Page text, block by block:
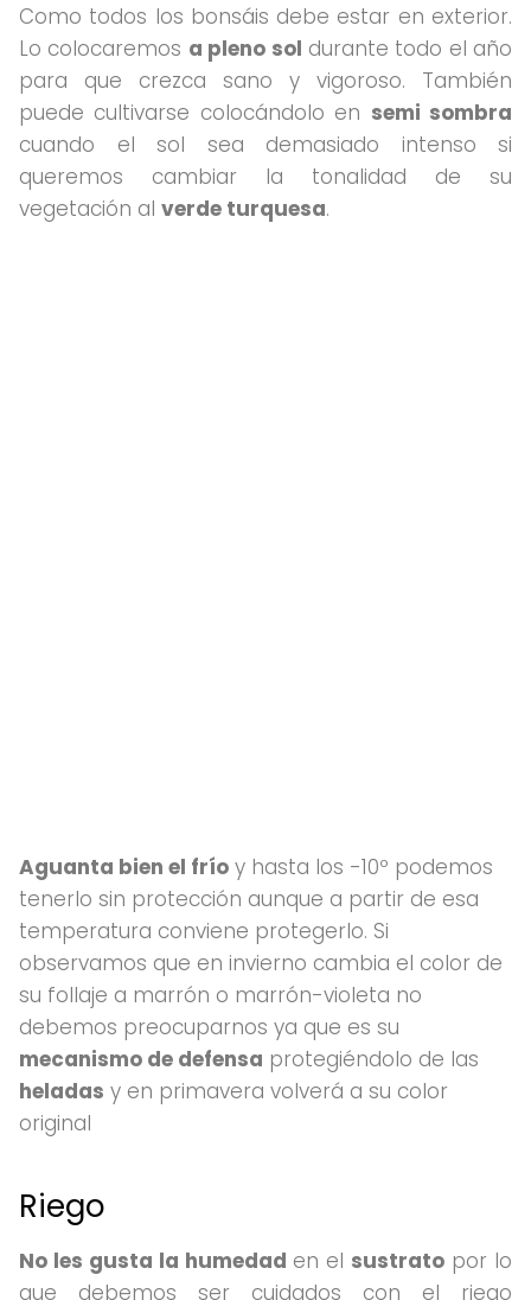
Como todos los bonsáis debe estar en exterior.
Lo colocaremos a pleno sol durante todo el año
para que crezca sano y vigoroso. También
puede cultivarse colocándolo en semi sombra
cuando el sol sea demasiado intenso si
queremos cambiar la tonalidad de su
vegetación al verde turquesa.
Aguanta bien el frío y hasta los -10º podemos
tenerlo sin protección aunque a partir de esa
temperatura conviene protegerlo. Si
observamos que en invierno cambia el color de
su follaje a marrón o marrón-violeta no
debemos preocuparnos ya que es su
mecanismo de defensa protegiéndolo de las
heladas y en primavera volverá a su color
original
Riego
No les gusta la humedad en el sustrato por lo
que debemos ser cuidados con el riego